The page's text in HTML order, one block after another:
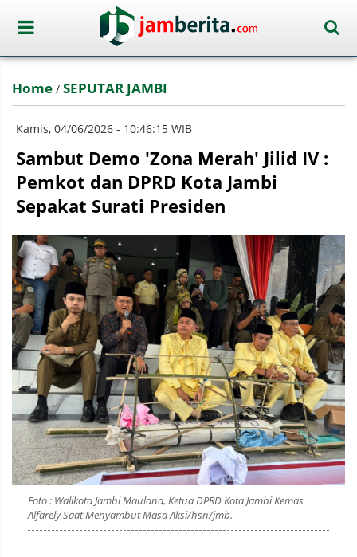
Home / SEPUTAR JAMBI
Kamis, 04/06/2026 - 10:46:15 WIB
Sambut Demo 'Zona Merah' Jilid IV :
Pemkot dan DPRD Kota Jambi
Sepakat Surati Presiden
Foto : Walikota Jambi Maulana, Ketua DPRD Kota Jambi Kemas
Alfarely Saat Menyambut Masa Aksi/hsn/jmb.